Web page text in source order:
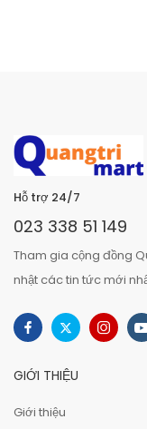
Hỗ trợ 24/7
023 338 51 149
Tham gia cộng đồng
nhật các tin tức mới
GIỚI THIỆU
Giới thiệu